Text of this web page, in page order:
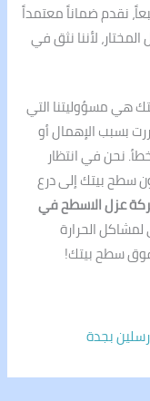
نقدم ضماناً معتمداً
المختار، لأننا نثق في
هي مسؤوليتنا التي
بسبب الإهمال أو
نحن في انتظار
سطح بيتك إلى درع
عزل الاسطح في
الحرارة
فوق سطح بيتك!
بجدة